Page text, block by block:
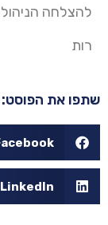
להצלחה
רות
שתפו את הפוסט:
LinkedIn